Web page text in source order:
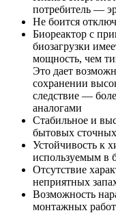
потребитель —
Не боится
Биореактор с
биозагрузки
мощность, чем
Это дает
сохранении
следствие —
аналогами
Стабильное и
бытовых
Устойчивость к
используемым в
Отсутствие
неприятных
Возможность
монтажных работ